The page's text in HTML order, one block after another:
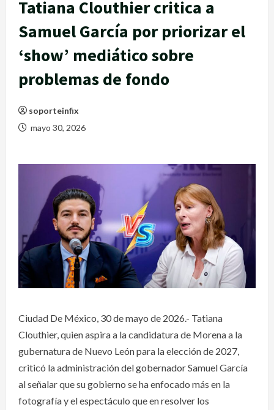
Tatiana Clouthier critica a
Samuel García por priorizar el
‘show’ mediático sobre
problemas de fondo
soporteinfix
mayo 30, 2026
Ciudad De México, 30 de mayo de 2026.- Tatiana
Clouthier, quien aspira a la candidatura de Morena a la
gubernatura de Nuevo León para la elección de 2027,
criticó la administración del gobernador Samuel García
al señalar que su gobierno se ha enfocado más en la
fotografía y el espectáculo que en resolver los